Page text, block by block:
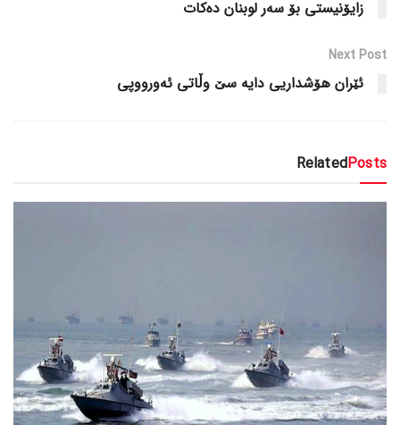
زایۆنیستی بۆ سەر لوبنان دەکات
Next Post
ئێران هۆشداریی دایە سێ وڵاتی ئەورووپی
RelatedPosts